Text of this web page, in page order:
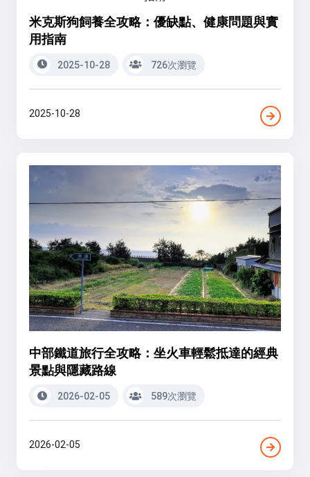
米克斯狗飼養全攻略：優缺點、健康問題與實
用指南
2025-10-28 726次瀏覽
2025-10-28
中部鐵道旅行全攻略：坐火車輕鬆抵達的經典
景點與隱藏路線
2026-02-05 589次瀏覽
2026-02-05